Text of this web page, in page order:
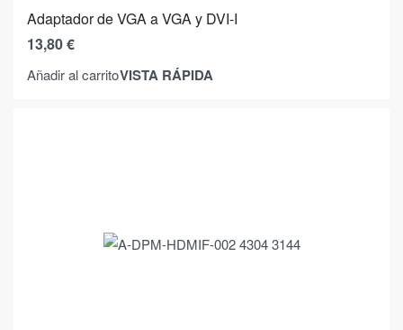
Adaptador de VGA a VGA y DVI-I
13,80€
Añadir al carritoVISTA RÁPIDA